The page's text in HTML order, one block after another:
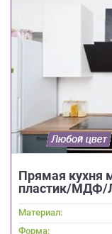
Прямая кухня
пластик/МДФ/
Материал:
Форма: